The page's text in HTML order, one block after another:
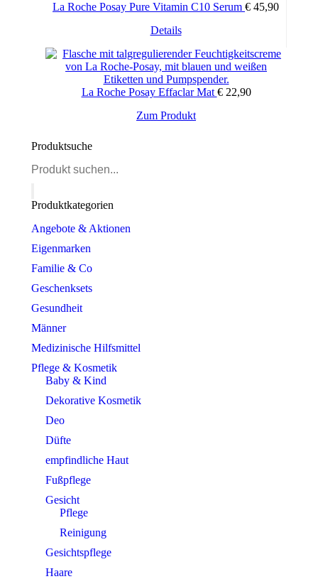
La Roche Posay Pure Vitamin C10 Serum € 45,90
Details
La Roche Posay Effaclar Mat €22,90
Zum Produkt
Produktsuche
Products
Produktkategorien
Angebote & Aktionen
Eigenmarken
Familie & Co
Geschenksets
Gesundheit
Männer
Medizinische Hilfsmittel
Pflege & Kosmetik
Baby & Kind
Dekorative Kosmetik
Deo
Düfte
empfindliche Haut
Fußpflege
Gesicht
Pflege
Reinigung
Gesichtspflege
Haare